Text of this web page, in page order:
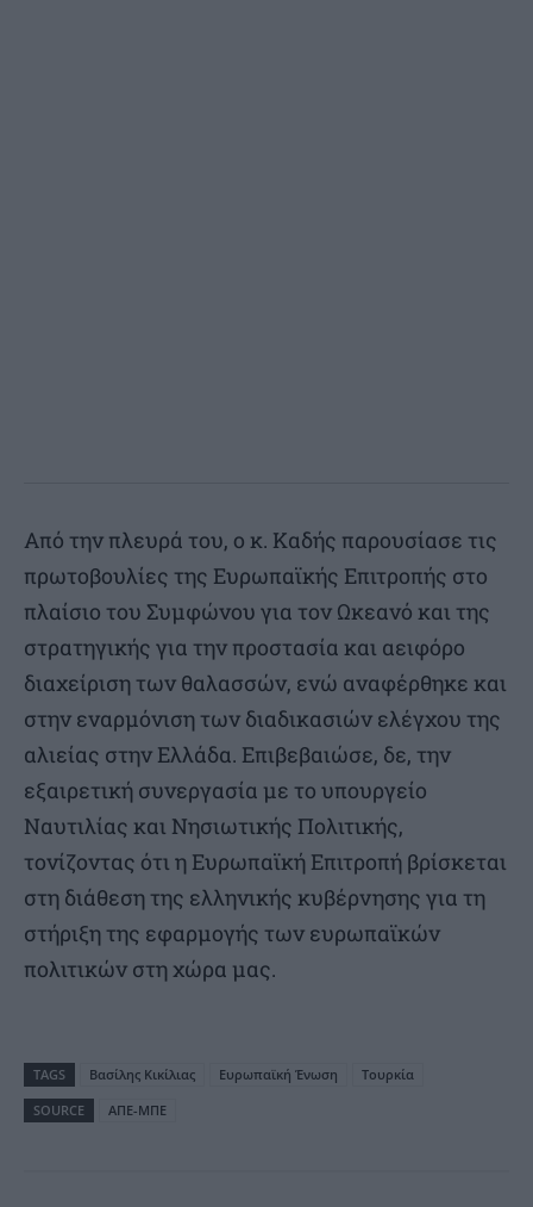
Από την πλευρά του, ο κ. Καδής παρουσίασε τις
πρωτοβουλίες της Ευρωπαϊκής Επιτροπής στο
πλαίσιο του Συμφώνου για τον Ωκεανό και της
στρατηγικής για την προστασία και αειφόρο
διαχείριση των θαλασσών, ενώ αναφέρθηκε και
στην εναρμόνιση των διαδικασιών ελέγχου της
αλιείας στην Ελλάδα. Επιβεβαιώσε, δε, την
εξαιρετική συνεργασία με το υπουργείο
Ναυτιλίας και Νησιωτικής Πολιτικής,
τονίζοντας ότι η Ευρωπαϊκή Επιτροπή βρίσκεται
στη διάθεση της ελληνικής κυβέρνησης για τη
στήριξη της εφαρμογής των ευρωπαϊκών
πολιτικών στη χώρα μας.
TAGS Βασίλης Κικίλιας Ευρωπαϊκή Ένωση
Τουρκία
SOURCE
ΑΠΕ-ΜΠΕ